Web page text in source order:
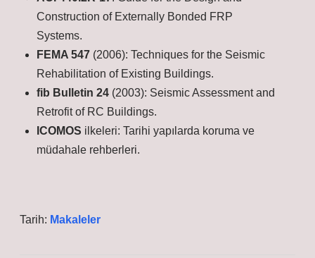
Construction of Externally Bonded FRP
Systems.
FEMA 547 (2006): Techniques for the Seismic
Rehabilitation of Existing Buildings.
fib Bulletin 24 (2003): Seismic Assessment and
Retrofit of RC Buildings.
ICOMOS ilkeleri: Tarihi yapılarda koruma ve
müdahale rehberleri.
Tarih: Makaleler